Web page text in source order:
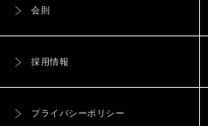
会則
採用情報
プライバシーポリシー